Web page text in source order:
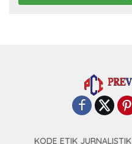
KODE ETIK JURNALISTIK